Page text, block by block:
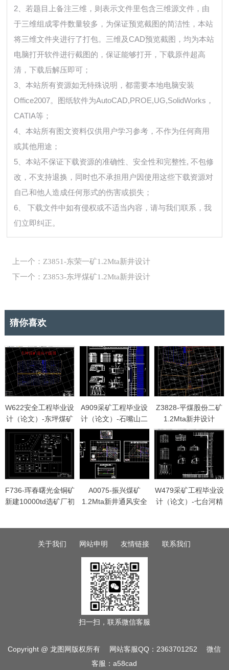
2、若题目上备注三维，则表示文件里包含三维源文件，由
于三维组成零件数量较多，为保证预览截图的简洁性，本站
将三维文件夹进行了打包。三维及CAD预览截图，均为本站
电脑打开软件进行截图的，保证能够打开，下载原件超高
清，下载后解压即可；
3、本站所有资源如无特殊说明，都需要本地电脑安装
Office2007。图纸软件为AutoCAD,PROE,UG,SolidWorks，
CATIA等；
4、本站所有图文资料仅供用户学习参考，不作为任何商用
或其他用途；
5、本站不保证下载资源的准确性、安全性和完整性, 不包修
改，不支持退换，同时也不承担用户因使用这些下载资源对
自己和他人造成任何形式的伤害或损失；
6、 下载文件中如有侵权或不适当内容，请与我们联系，我
们立即纠正。
上一个：Z3851-东荣一矿1.2Mta新井设计
下一个：Z3853-东坪煤矿1.2Mta新井设计
猜你喜欢
W622安全工程毕业设
计（论文）-东坪煤矿
2.4Mta新井通风安全
设计
A909采矿工程毕业设
计（论文）-石嘴山二
矿1.2Mta新井设计
Z3828-平煤股份二矿
1.2Mta新井设计
F736-珲春曙光金铜矿
新建10000td选矿厂初
A0075-振兴煤矿
1.2Mta新井通风安全
W479采矿工程毕业设
计（论文）-七台河精
关于我们 网站申明 友情链接 联系我们
扫一扫，联系微信客服
Copyright @ 龙图网版权所有 网站客服QQ：2363701252 微信
客服：a58cad